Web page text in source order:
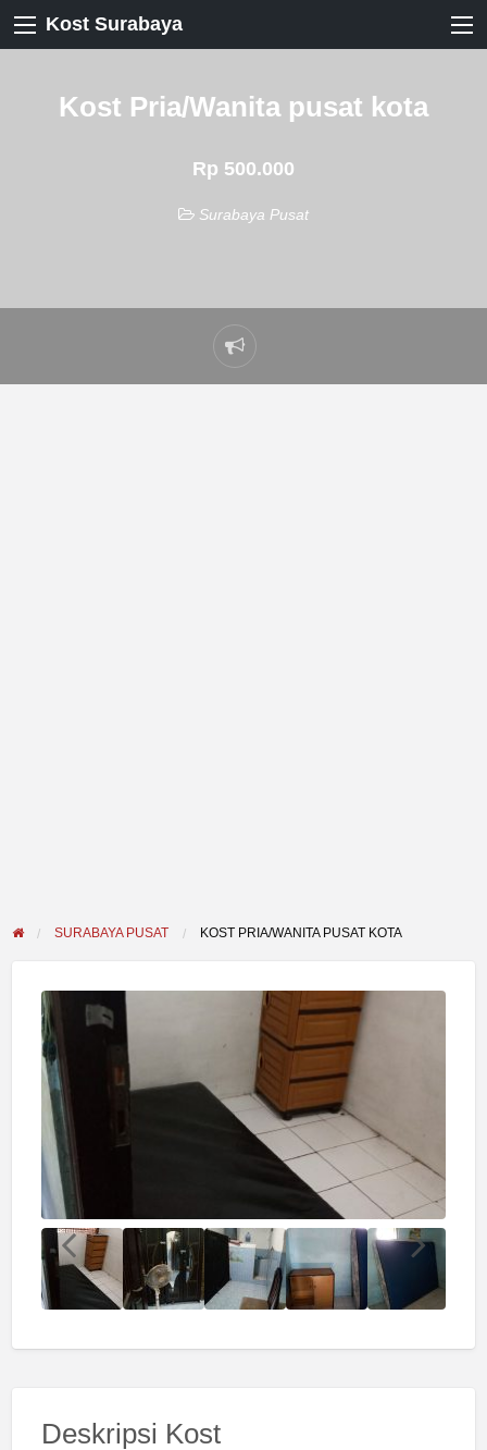
Kost Surabaya
Kost Pria/Wanita pusat kota
Rp 500.000
Surabaya Pusat
Laporkan
masalah
SURABAYA PUSAT KOST PRIA/WANITA PUSAT KOTA
Deskripsi Kost